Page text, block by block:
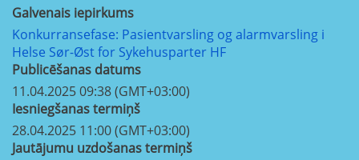
Galvenais iepirkums
Konkurransefase: Pasientvarsling og alarmvarsling i
Helse Sør-Øst for Sykehusparter HF
Publicēšanas datums
11.04.2025 09:38 (GMT+03:00)
Iesniegšanas termiņš
28.04.2025 11:00 (GMT+03:00)
Jautājumu uzdošanas termiņš